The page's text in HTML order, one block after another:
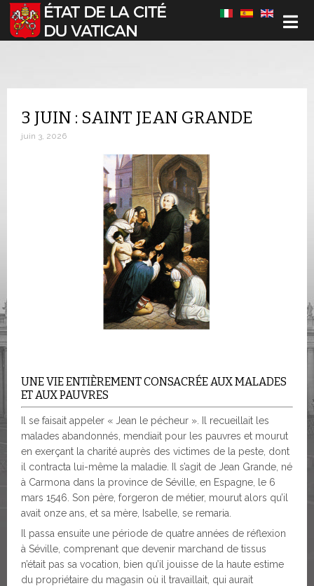
Sélectionnez votre langue
3 JUIN : SAINT JEAN GRANDE
juin 3, 2026
UNE VIE ENTIÈREMENT CONSACRÉE AUX MALADES
ET AUX PAUVRES
Il se faisait appeler « Jean le pécheur ». Il recueillait les
malades abandonnés, mendiait pour les pauvres et mourut
en exerçant la charité auprès des victimes de la peste, dont
il contracta lui-même la maladie. Il s’agit de Jean Grande, né
à Carmona dans la province de Séville, en Espagne, le 6
mars 1546. Son père, forgeron de métier, mourut alors qu’il
avait onze ans, et sa mère, Isabelle, se remaria.
Il passa ensuite une période de quatre années de réflexion
à Séville, comprenant que devenir marchand de tissus
n’était pas sa vocation, bien qu’il jouisse de la haute estime
du propriétaire du magasin où il travaillait, qui aurait